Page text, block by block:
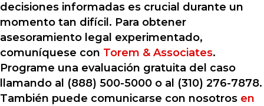
decisiones informadas es crucial durante un
momento tan difícil. Para obtener
asesoramiento legal experimentado,
comuníquese con Torem & Associates.
Programe una evaluación gratuita del caso
llamando al (888) 500-5000 o al (310) 276-7878.
También puede comunicarse con nosotros en